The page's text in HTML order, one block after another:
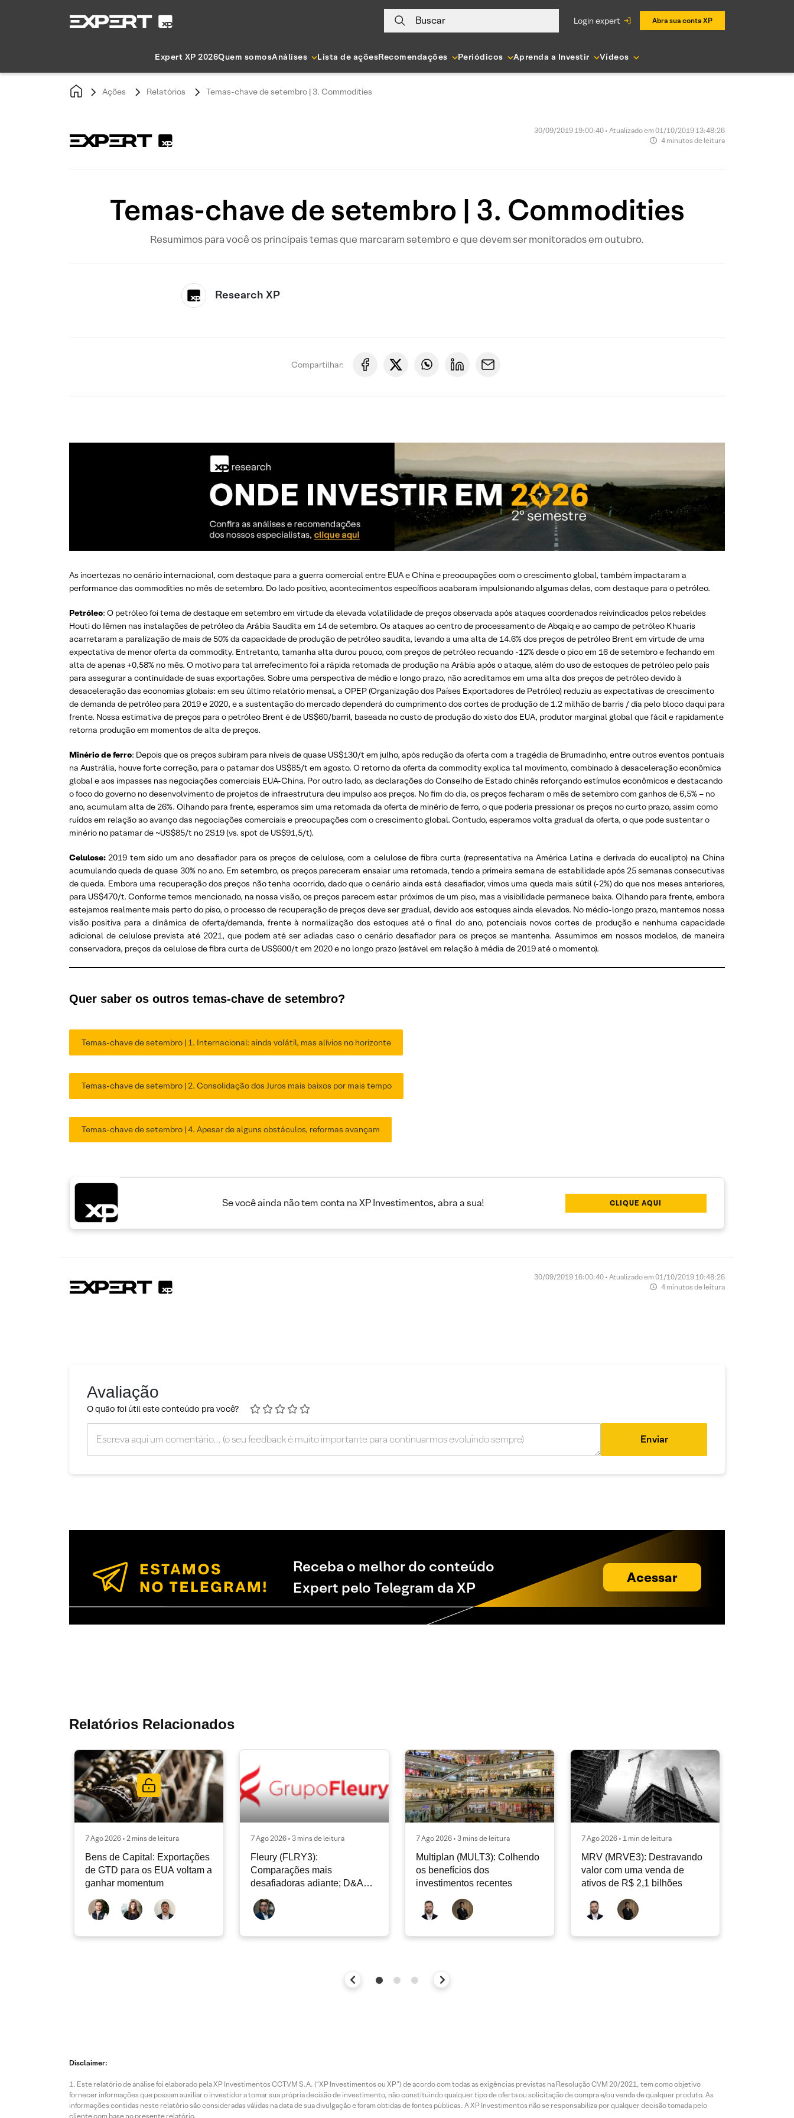
Buscar login expert Abra sua conta XP
Expert XP 2026Quem somosAnálises Lista de açõesRecomendações Periódicos Aprenda a Investir Vídeos
Ações Relatórios Temas-chave de setembro | 3. Commodities
30/09/2019 19:00:40 • Atualizado em 01/10/2019 13:48:26
4 minutos de leitura
Temas-chave de setembro | 3. Commodities
Resumimos para você os principais temas que marcaram setembro e que devem ser monitorados em outubro.
Research XP
Compartilhar:
As incertezas no cenário internacional, com destaque para a guerra comercial entre EUA e China e preocupações com o crescimento global, também impactaram a
performance das commodities no mês de setembro. Do lado positivo, acontecimentos específicos acabaram impulsionando algumas delas, com destaque para o petróleo.
Petróleo: O petróleo foi tema de destaque em setembro em virtude da elevada volatilidade de preços observada após ataques coordenados reivindicados pelos rebeldes
Houti do Iêmen nas instalações de petróleo da Arábia Saudita em 14 de setembro. Os ataques ao centro de processamento de Abqaiq e ao campo de petróleo Khuaris
acarretaram a paralização de mais de 50% da capacidade de produção de petróleo saudita, levando a uma alta de 14.6% dos preços de petróleo Brent em virtude de uma
expectativa de menor oferta da commodity. Entretanto, tamanha alta durou pouco, com preços de petróleo recuando -12% desde o pico em 16 de setembro e fechando em
alta de apenas +0,58% no mês. O motivo para tal arrefecimento foi a rápida retomada de produção na Arábia após o ataque, além do uso de estoques de petróleo pelo país
para assegurar a continuidade de suas exportações. Sobre uma perspectiva de médio e longo prazo, não acreditamos em uma alta dos preços de petróleo devido à
desaceleração das economias globais: em seu último relatório mensal, a OPEP (Organização dos Países Exportadores de Petróleo) reduziu as expectativas de crescimento
de demanda de petróleo para 2019 e 2020, e a sustentação do mercado dependerá do cumprimento dos cortes de produção de 1.2 milhão de barris / dia pelo bloco daqui para
frente. Nossa estimativa de preços para o petróleo Brent é de US$60/barril, baseada no custo de produção do xisto dos EUA, produtor marginal global que fácil e rapidamente
retorna produção em momentos de alta de preços.
Minério de ferro: Depois que os preços subiram para níveis de quase US$130/t em julho, após redução da oferta com a tragédia de Brumadinho, entre outros eventos pontuais
na Austrália, houve forte correção, para o patamar dos US$85/t em agosto. O retorno da oferta da commodity explica tal movimento, combinado à desaceleração econômica
global e aos impasses nas negociações comerciais EUA-China. Por outro lado, as declarações do Conselho de Estado chinês reforçando estímulos econômicos e destacando
o foco do governo no desenvolvimento de projetos de infraestrutura deu impulso aos preços. No fim do dia, os preços fecharam o mês de setembro com ganhos de 6,5% – no
ano, acumulam alta de 26%. Olhando para frente, esperamos sim uma retomada da oferta de minério de ferro, o que poderia pressionar os preços no curto prazo, assim como
ruídos em relação ao avanço das negociações comerciais e preocupações com o crescimento global. Contudo, esperamos volta gradual da oferta, o que pode sustentar o
minério no patamar de ~US$85/t no 2S19 (vs. spot de US$91,5/t).
Celulose: 2019 tem sido um ano desafiador para os preços de celulose, com a celulose de fibra curta (representativa na América Latina e derivada do eucalipto) na China
acumulando queda de quase 30% no ano. Em setembro, os preços pareceram ensaiar uma retomada, tendo a primeira semana de estabilidade após 25 semanas consecutivas
de queda. Embora uma recuperação dos preços não tenha ocorrido, dado que o cenário ainda está desafiador, vimos uma queda mais sútil (-2%) do que nos meses anteriores,
para US$470/t. Conforme temos mencionado, na nossa visão, os preços parecem estar próximos de um piso, mas a visibilidade permanece baixa. Olhando para frente, embora
estejamos realmente mais perto do piso, o processo de recuperação de preços deve ser gradual, devido aos estoques ainda elevados. No médio-longo prazo, mantemos nossa
visão positiva para a dinâmica de oferta/demanda, frente à normalização dos estoques até o final do ano, potenciais novos cortes de produção e nenhuma capacidade
adicional de celulose prevista até 2021, que podem até ser adiadas caso o cenário desafiador para os preços se mantenha. Assumimos em nossos modelos, de maneira
conservadora, preços da celulose de fibra curta de US$600/t em 2020 e no longo prazo (estável em relação à média de 2019 até o momento).
Quer saber os outros temas-chave de setembro?
Temas-chave de setembro | 1. Internacional: ainda volátil, mas alívios no horizonte
Temas-chave de setembro | 2. Consolidação dos Juros mais baixos por mais tempo
Temas-chave de setembro | 4. Apesar de alguns obstáculos, reformas avançam
Se você ainda não tem conta na XP Investimentos, abra a sua! CLIQUE AQUI
30/09/2019 16:00:40 • Atualizado em 01/10/2019 10:48:26
4 minutos de leitura
Avaliação
O quão foi útil este conteúdo pra você?
Enviar
Receba o melhor do conteúdo
Expert pelo Telegram da XP
Acessar
Relatórios Relacionados
7 Ago 2026 • 2 mins de leitura
Bens de Capital: Exportações
de GTD para os EUA voltam a
ganhar momentum
7 Ago 2026 • 3 mins de leitura
Fleury (FLRY3):
Comparações mais
desafiadoras adiante; D&A
atuais
7 Ago 2026 • 3 mins de leitura
Multiplan (MULT3): Colhendo
os benefícios dos
investimentos recentes
7 Ago 2026 • 1 min de leitura
MRV (MRVE3): Destravando
valor com uma venda de
ativos de R$ 2,1 bilhões
Disclaimer:
Este relatório de análise foi elaborado pela XP Investimentos CCTVM S.A. (“XP Investimentos ou XP”) de acordo com todas as exigências previstas na Resolução CVM 20/2021, tem como objetivo
fornecer informações que possam auxiliar o investidor a tomar sua própria decisão de investimento, não constituindo qualquer tipo de oferta ou solicitação de compra e/ou venda de qualquer produto. As
informações contidas neste relatório são consideradas válidas na data de sua divulgação e foram obtidas de fontes públicas. A XP Investimentos não se responsabiliza por qualquer decisão tomada pelo
cliente com base no presente relatório.